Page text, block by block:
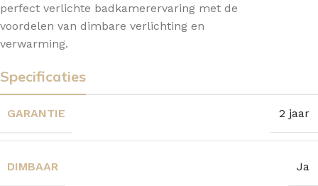
perfect verlichte badkamerervaring met de
voordelen van dimbare verlichting en
verwarming.
Specificaties
GARANTIE 2 jaar
DIMBAAR Ja